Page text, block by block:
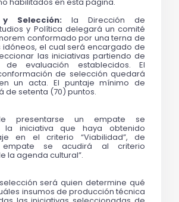
y Selección: la Dirección de
y Política delegará un comité
conformado por una terna de
el cual será encargado de
las iniciativas partiendo de
evaluación establecidos. El
de selección quedará
un acta. El puntaje mínimo de
de setenta (70) puntos.
presentarse un empate se
la iniciativa que haya obtenido
en el criterio “Viabilidad”, de
se acudirá al criterio
la agenda cultural”.
será quien determine qué
insumos de producción técnica